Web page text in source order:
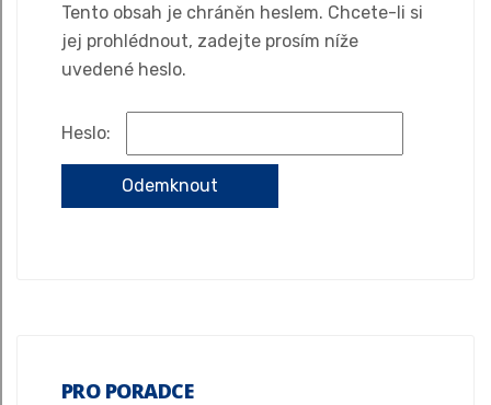
Tento obsah je chráněn heslem. Chcete-li si
jej prohlédnout, zadejte prosím níže
uvedené heslo.
Heslo:
PRO PORADCE